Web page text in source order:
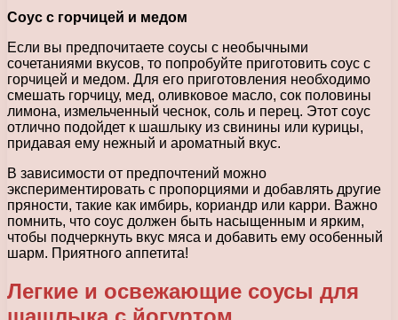
Соус с горчицей и медом
Если вы предпочитаете соусы с необычными
сочетаниями вкусов, то попробуйте приготовить соус с
горчицей и медом. Для его приготовления необходимо
смешать горчицу, мед, оливковое масло, сок половины
лимона, измельченный чеснок, соль и перец. Этот соус
отлично подойдет к шашлыку из свинины или курицы,
придавая ему нежный и ароматный вкус.
В зависимости от предпочтений можно
экспериментировать с пропорциями и добавлять другие
пряности, такие как имбирь, кориандр или карри. Важно
помнить, что соус должен быть насыщенным и ярким,
чтобы подчеркнуть вкус мяса и добавить ему особенный
шарм. Приятного аппетита!
Легкие и освежающие соусы для